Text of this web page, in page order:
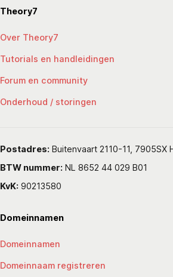
Theory7
Over Theory7
Tutorials en handleidingen
Forum en community
Onderhoud / storingen
Postadres: Buitenvaart 2110-11, 7905SX
BTW nummer: NL 8652 44 029 B01
KvK: 90213580
Domeinnamen
Domeinnamen
Domeinnaam registreren